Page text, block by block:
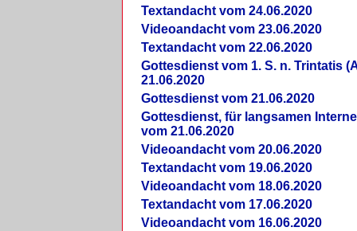
Textandacht vom 24.06.2020
Videoandacht vom 23.06.2020
Textandacht vom 22.06.2020
Gottesdienst vom 1. S. n. Trintatis
21.06.2020
Gottesdienst vom 21.06.2020
Gottesdienst, für langsamen
vom 21.06.2020
Videoandacht vom 20.06.2020
Textandacht vom 19.06.2020
Videoandacht vom 18.06.2020
Textandacht vom 17.06.2020
Videoandacht vom 16.06.2020